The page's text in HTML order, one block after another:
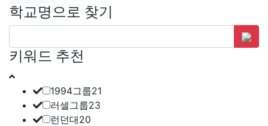
학교명으로 찾기
키워드 추천
1994그룹21
러셀그룹23
런던대20